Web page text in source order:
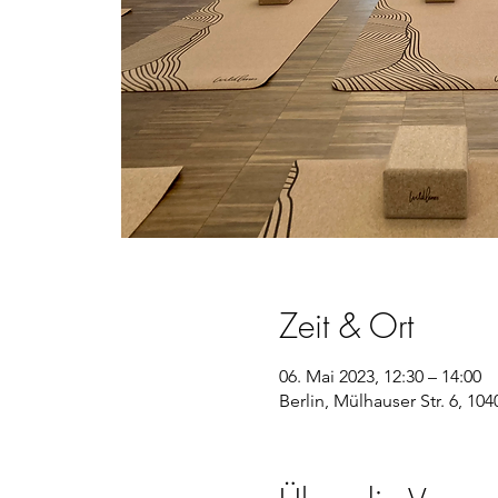
Zeit & Ort
06. Mai 2023, 12:30 – 14:00
Berlin, Mülhauser Str. 6,